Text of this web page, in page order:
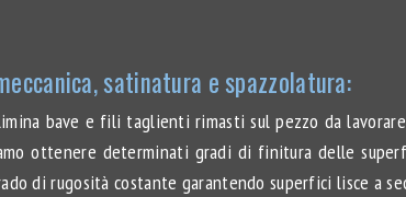
satinatura e spazzolatura:
bave e fili taglienti rimasti sul pezzo da
ottenere determinati gradi di finitura delle
di rugosità costante garantendo superfici lisce a